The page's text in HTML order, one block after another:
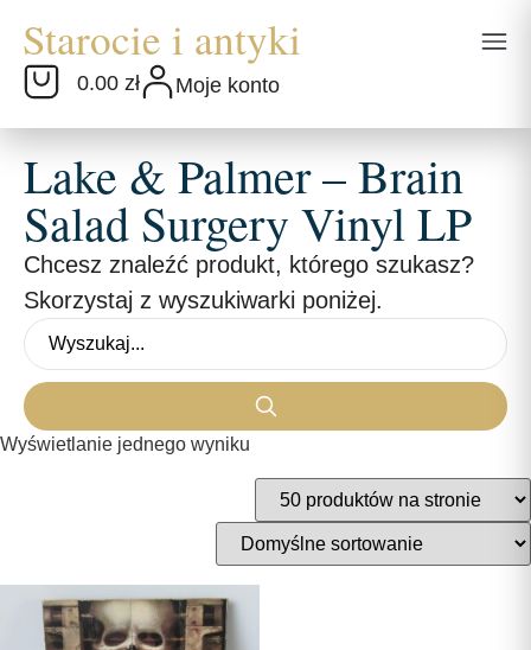
0.00 zł Moje konto
Lake & Palmer – Brain
Salad Surgery Vinyl LP
Chcesz znaleźć produkt, którego szukasz?
Skorzystaj z wyszukiwarki poniżej.
Wyświetlanie jednego wyniku